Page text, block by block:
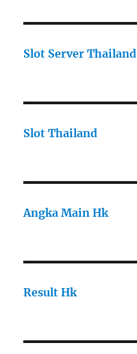
Slot Server Thailand
Slot Thailand
Angka Main Hk
Result Hk